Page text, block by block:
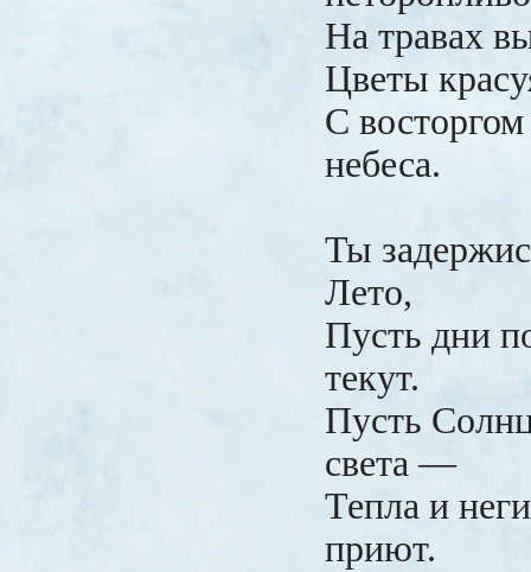
На травах
Цветы
С
небеса.
Ты
Лето,
Пусть дни
текут.
Пусть
света —
Тепла и
приют.